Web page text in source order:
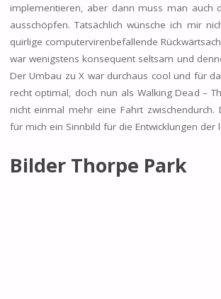
implementieren, aber dann muss man auch
ausschöpfen. Tatsächlich wünsche ich mir
quirlige computervirenbefallende
war wenigstens konsequent seltsam und
Der Umbau zu X war durchaus cool und für
recht optimal, doch nun als Walking Dead –
nicht einmal mehr eine Fahrt zwischendurch.
für mich ein Sinnbild für die Entwicklungen der
Bilder Thorpe Park